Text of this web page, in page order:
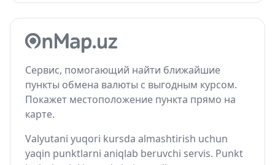
Сервис, помогающий найти ближайшие
пункты обмена валюты с выгодным курсом.
Покажет местоположение пункта прямо на
карте.
Valyutani yuqori kursda almashtirish uchun
yaqin punktlarni aniqlab beruvchi servis. Punkt